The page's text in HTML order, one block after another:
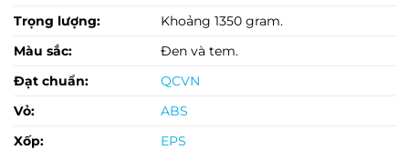
Trọng lượng:
Khoảng 1350 gram.
Màu sắc:
Đen và tem.
Đạt chuẩn:
QCVN
Vỏ:
ABS
Xốp:
EPS